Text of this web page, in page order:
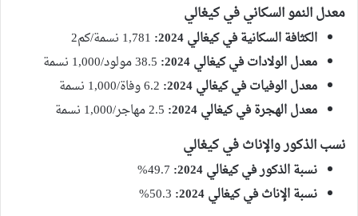
معدل النمو السكاني في كيغالي
الكثافة السكانية في كيغالي 2024:
معدل الولادات في كيغالي 2024:
معدل الوفيات في كيغالي 2024:
معدل الهجرة في كيغالي 2024:
نسب الذكور والإناث في كيغالي
نسبة الذكور في كيغالي 2024:
نسبة الإناث في كيغالي 2024: